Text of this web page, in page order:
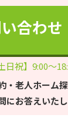
合わせ
日祝】9:00～
・老人ホーム
にお答えいたし